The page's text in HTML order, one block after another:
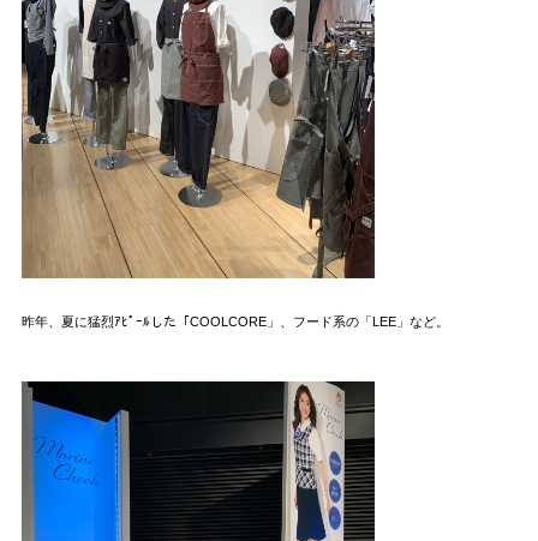
昨年、夏に猛烈ｱﾋﾟｰﾙした「COOLCORE」、フード系の「LEE」など。